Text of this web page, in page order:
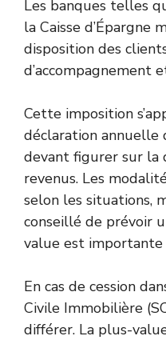
Les banques telles
la Caisse
disposition des
d’accompagnement
Cette imposition
déclaration annuelle
devant figurer sur la
revenus. Les
selon les situations,
conseillé de prévoir
value est
En cas de cession
Civile Immobilière
différer. La plus-